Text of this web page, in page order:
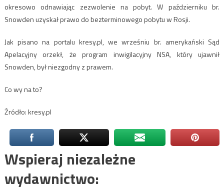
okresowo odnawiając zezwolenie na pobyt. W październiku br.
Snowden uzyskał prawo do bezterminowego pobytu w Rosji.
Jak pisano na portalu kresy.pl, we wrześniu br. amerykański Sąd
Apelacyjny orzekł, że program inwigilacyjny NSA, który ujawnił
Snowden, był niezgodny z prawem.
Co wy na to?
Źródło: kresy.pl
Wspieraj niezależne
wydawnictwo: